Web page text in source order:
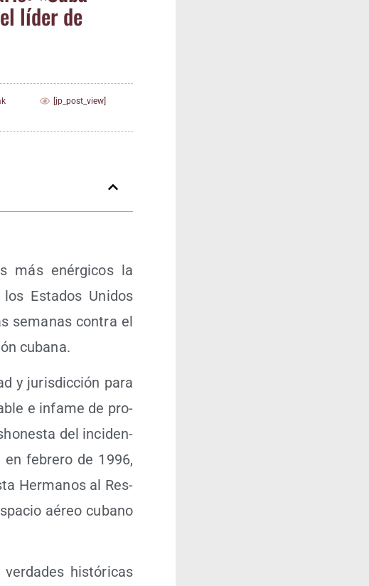
líder de
[jp_post_view]
más enér­gi­cos la
Esta­dos Uni­dos
sema­nas con­tra el
cubana.
y juris­dic­ción para
e infa­me de pro­
del inci­den­
febre­ro de 1996,
Her­ma­nos al Res­
aéreo cubano
his­tó­ri­cas